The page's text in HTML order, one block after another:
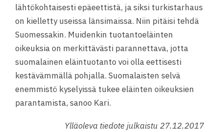
lähtökohtaisesti epäeettistä, ja siksi turkistarhaus
on kielletty useissa länsimaissa. Niin pitäisi tehdä
Suomessakin. Muidenkin tuotantoeläinten
oikeuksia on merkittävästi parannettava, jotta
suomalainen eläintuotanto voi olla eettisesti
kestävämmällä pohjalla. Suomalaisten selvä
enemmistö kyselyissä tukee eläinten oikeuksien
parantamista, sanoo Kari.
Ylläoleva tiedote julkaistu 27.12.2017